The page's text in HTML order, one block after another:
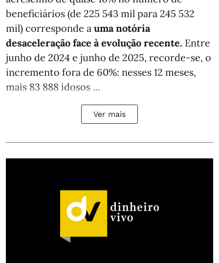
beneficiários (de 225 543 mil para 245 532
mil) corresponde a uma notória
desaceleração face à evolução recente. Entre
junho de 2024 e junho de 2025, recorde-se, o
incremento fora de 60%: nesses 12 meses,
mais 83 888 idosos ...
Ver mais